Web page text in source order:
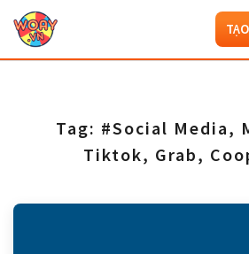
Tag: #Social Media,
Tiktok, Grab,